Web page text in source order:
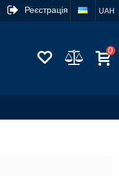
UAH
Реєстрація
0